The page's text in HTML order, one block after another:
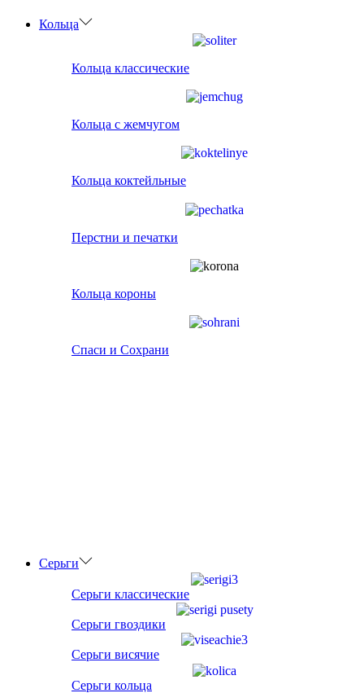
Кольца
Кольца классические
Кольца с жемчугом
Кольца коктейльные
Перстни и печатки
Кольца короны
Спаси и Сохрани
Серьги
Серьги классические
Серьги гвоздики
Серьги висячие
Серьги кольца